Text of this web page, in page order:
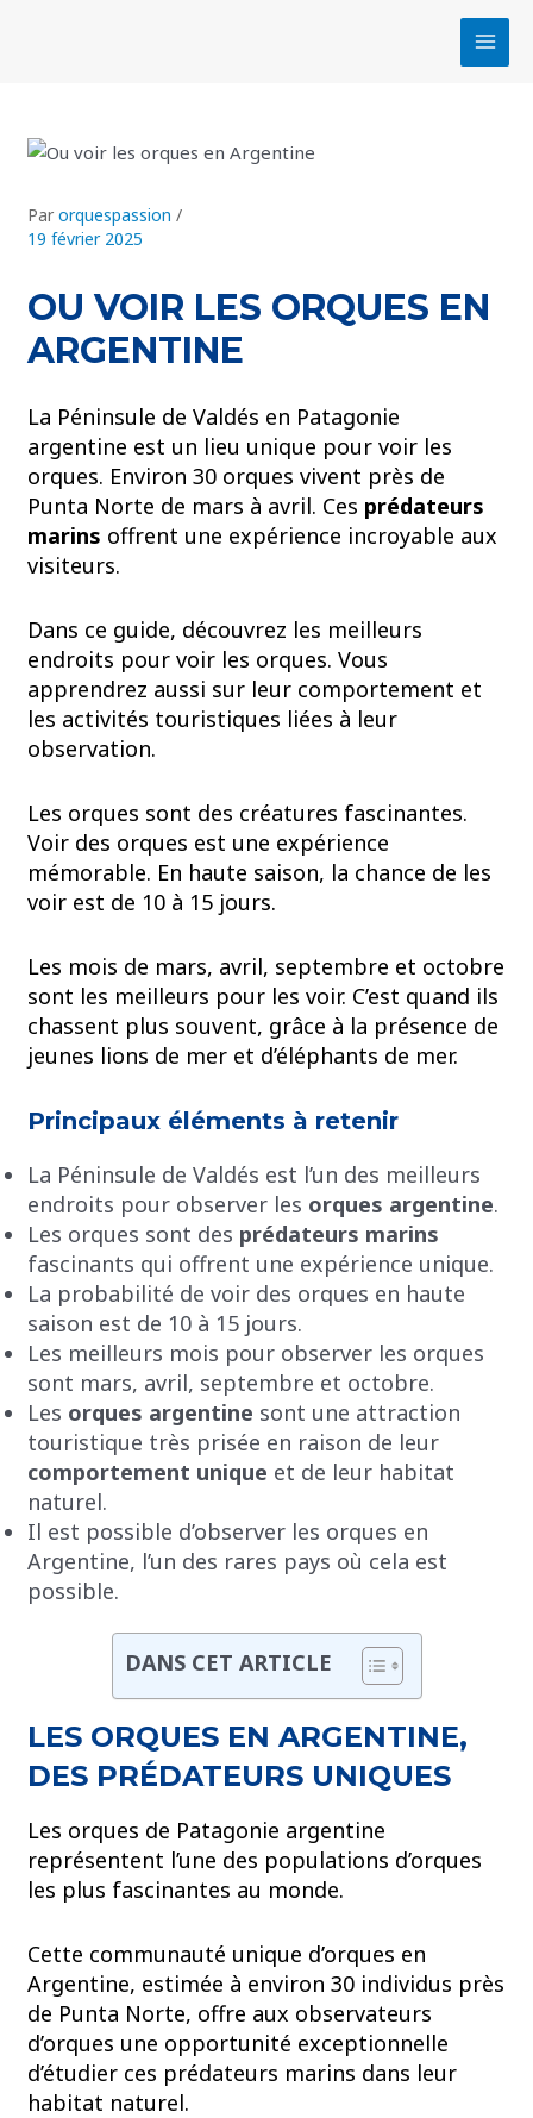
OU VOIR LES ORQUES EN
ARGENTINE
Parorquespassion/
19 février 2025
La Péninsule de Valdés en Patagonie
argentine est un lieu unique pour voir les
orques. Environ 30 orques vivent près de
Punta Norte de mars à avril. Ces prédateurs
marins offrent une expérience incroyable aux
visiteurs.
Dans ce guide, découvrez les meilleurs
endroits pour voir les orques. Vous
apprendrez aussi sur leur comportement et
les activités touristiques liées à leur
observation.
Les orques sont des créatures fascinantes.
Voir des orques est une expérience
mémorable. En haute saison, la chance de les
voir est de 10 à 15 jours.
Les mois de mars, avril, septembre et octobre
sont les meilleurs pour les voir. C’est quand ils
chassent plus souvent, grâce à la présence de
jeunes lions de mer et d’éléphants de mer.
Principaux éléments à retenir
La Péninsule de Valdés est l’un des meilleurs
endroits pour observer les orques argentine.
Les orques sont des prédateurs marins
fascinants qui offrent une expérience unique.
La probabilité de voir des orques en haute
saison est de 10 à 15 jours.
Les meilleurs mois pour observer les orques
sont mars, avril, septembre et octobre.
Les orques argentine sont une attraction
touristique très prisée en raison de leur
comportement unique et de leur habitat
naturel.
Il est possible d’observer les orques en
Argentine, l’un des rares pays où cela est
possible.
DANS CET ARTICLE
LES ORQUES EN ARGENTINE,
DES PRÉDATEURS UNIQUES
Les orques de Patagonie argentine
représentent l’une des populations d’orques
les plus fascinantes au monde.
Cette communauté unique d’orques en
Argentine, estimée à environ 30 individus près
de Punta Norte, offre aux observateurs
d’orques une opportunité exceptionnelle
d’étudier ces prédateurs marins dans leur
habitat naturel.